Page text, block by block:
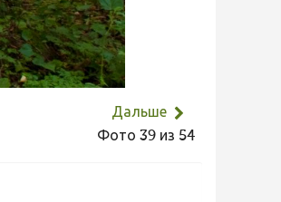
Дальше
Фото 39 из 54